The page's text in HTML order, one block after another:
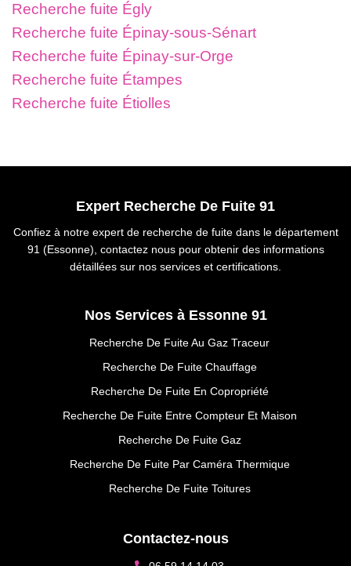
Recherche fuite Égly
Recherche fuite Épinay-sous-Sénart
Recherche fuite Épinay-sur-Orge
Recherche fuite Étampes
Recherche fuite Étiolles
Expert Recherche De Fuite 91
Confiez à notre expert de recherche de fuite dans le département
91 (Essonne), contactez nous pour obtenir des informations
détaillées sur nos services et certifications.
Nos Services à Essonne 91
Recherche De Fuite Au Gaz Traceur
Recherche De Fuite Chauffage
Recherche De Fuite En Copropriété
Recherche De Fuite Entre Compteur Et Maison
Recherche De Fuite Gaz
Recherche De Fuite Par Caméra Thermique
Recherche De Fuite Toitures
Contactez-nous